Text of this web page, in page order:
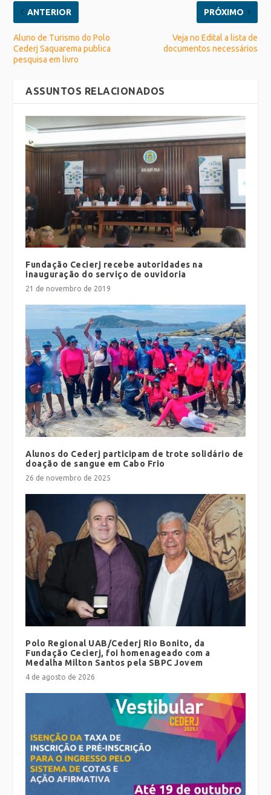
ANTERIOR
Aluno de Turismo do Polo
Cederj Saquarema publica
pesquisa em livro
PRÓXIMO
Veja no Edital a lista de
documentos necessários
ASSUNTOS RELACIONADOS
Fundação Cecierj recebe autoridades na
inauguração do serviço de ouvidoria
21 de novembro de 2019
Alunos do Cederj participam de trote solidário de
doação de sangue em Cabo Frio
26 de novembro de 2025
Polo Regional UAB/Cederj Rio Bonito, da
Fundação Cecierj, foi homenageado com a
Medalha Milton Santos pela SBPC Jovem
4 de agosto de 2026